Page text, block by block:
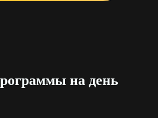
на день